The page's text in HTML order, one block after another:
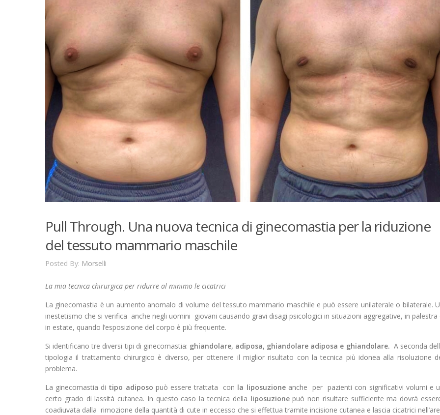
Pull Through. Una nuova tecnica di ginecomastia per la riduzione
del tessuto mammario maschile
Posted By: Morselli
La mia tecnica chirurgica per ridurre al minimo le cicatrici
La ginecomastia è un aumento anomalo di volume del tessuto mammario maschile e può essere unilaterale o bilaterale.
inestetismo che si verifica anche negli uomini giovani causando gravi disagi psicologici in situazioni aggregative, in palestra
in estate, quando l’esposizione del corpo è più frequente.
Si identificano tre diversi tipi di ginecomastia: ghiandolare, adiposa, ghiandolare adiposa e ghiandolare. A seconda
tipologia il trattamento chirurgico è diverso, per ottenere il miglior risultato con la tecnica più idonea alla risoluzione
problema.
La ginecomastia di tipo adiposo può essere trattata con la liposuzione anche per pazienti con significativi volumi e
certo grado di lassità cutanea. In questo caso la tecnica della liposuzionepuò non risultare sufficiente ma dovrà
coadiuvata dalla rimozione della quantità di cute in eccesso che si effettua tramite incisione cutanea e lascia cicatrici